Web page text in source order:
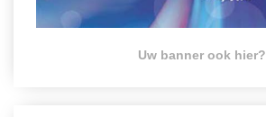
Uw banner ook hier?